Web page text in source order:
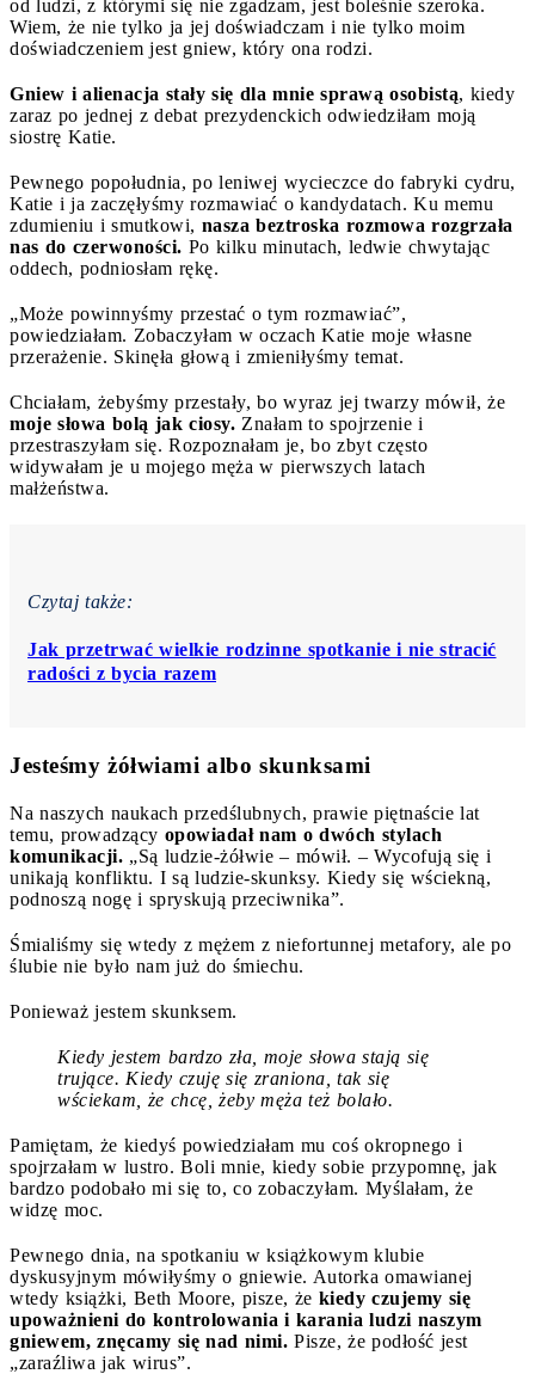
od ludzi, z którymi się nie zgadzam, jest boleśnie szeroka.
Wiem, że nie tylko ja jej doświadczam i nie tylko moim
doświadczeniem jest gniew, który ona rodzi.
Gniew i alienacja stały się dla mnie sprawą osobistą, kiedy
zaraz po jednej z debat prezydenckich odwiedziłam moją
siostrę Katie.
Pewnego popołudnia, po leniwej wycieczce do fabryki cydru,
Katie i ja zaczęłyśmy rozmawiać o kandydatach. Ku memu
zdumieniu i smutkowi, nasza beztroska rozmowa rozgrzała
nas do czerwoności. Po kilku minutach, ledwie chwytając
oddech, podniosłam rękę.
„Może powinnyśmy przestać o tym rozmawiać”,
powiedziałam. Zobaczyłam w oczach Katie moje własne
przerażenie. Skinęła głową i zmieniłyśmy temat.
Chciałam, żebyśmy przestały, bo wyraz jej twarzy mówił, że
moje słowa bolą jak ciosy. Znałam to spojrzenie i
przestraszyłam się. Rozpoznałam je, bo zbyt często
widywałam je u mojego męża w pierwszych latach
małżeństwa.
Czytaj także:
Jak przetrwać wielkie rodzinne spotkanie i nie stracić
radości z bycia razem
Jesteśmy żółwiami albo skunksami
Na naszych naukach przedślubnych, prawie piętnaście lat
temu, prowadzący opowiadał nam o dwóch stylach
komunikacji. „Są ludzie-żółwie – mówił. – Wycofują się i
unikają konfliktu. I są ludzie-skunksy. Kiedy się wściekną,
podnoszą nogę i spryskują przeciwnika”.
Śmialiśmy się wtedy z mężem z niefortunnej metafory, ale po
ślubie nie było nam już do śmiechu.
Ponieważ jestem skunksem.
Kiedy jestem bardzo zła, moje słowa stają się
trujące. Kiedy czuję się zraniona, tak się
wściekam, że chcę, żeby męża też bolało.
Pamiętam, że kiedyś powiedziałam mu coś okropnego i
spojrzałam w lustro. Boli mnie, kiedy sobie przypomnę, jak
bardzo podobało mi się to, co zobaczyłam. Myślałam, że
widzę moc.
Pewnego dnia, na spotkaniu w książkowym klubie
dyskusyjnym mówiłyśmy o gniewie. Autorka omawianej
wtedy książki, Beth Moore, pisze, że kiedy czujemy się
upoważnieni do kontrolowania i karania ludzi naszym
gniewem, znęcamy się nad nimi. Pisze, że podłość jest
„zaraźliwa jak wirus”.